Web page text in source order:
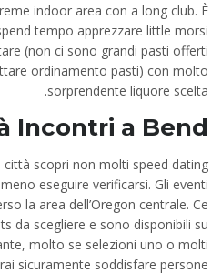
indoor area con a long club. È
tempo apprezzare little morsi
(non ci sono grandi pasti offerti
ordinamento pasti) con molto
sorprendente liquore scelta.
Incontri a Bend
scopri non molti speed dating
eseguire verificarsi. Gli eventi
la area dell’Oregon centrale. Ce
da scegliere e sono disponibili su
molto se selezioni uno o molti
sicuramente soddisfare persone.